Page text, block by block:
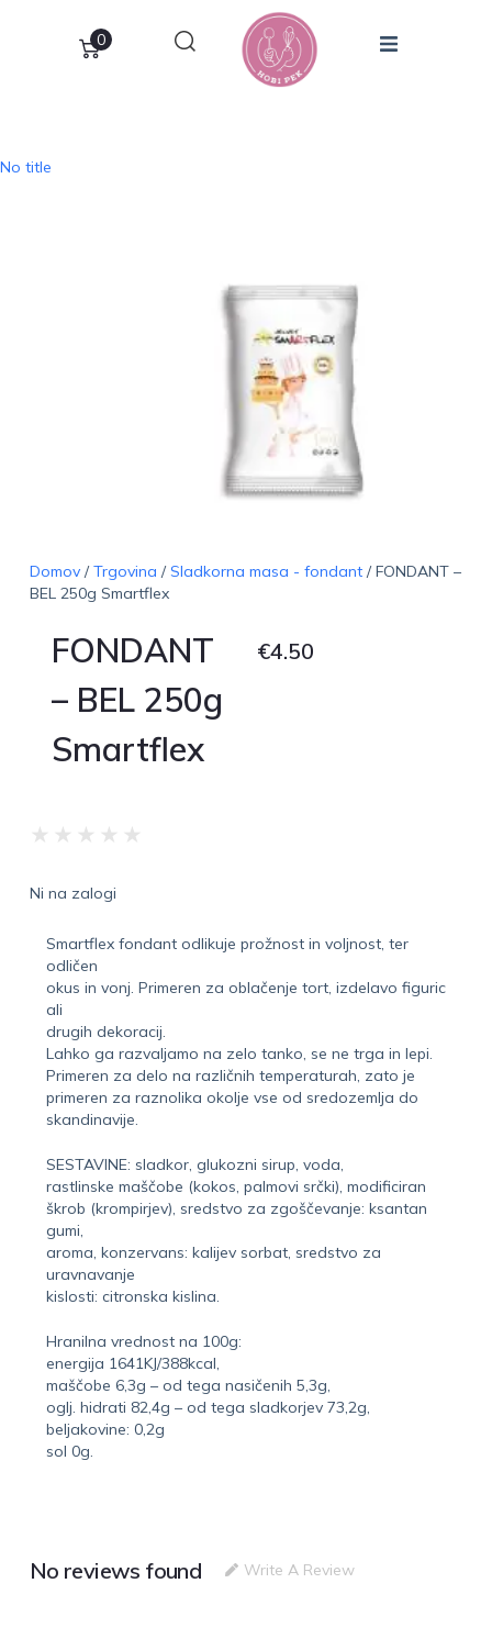
0
No title
Domov/Trgovina /Sladkorna masa - fondant/ FONDANT –
BEL 250g Smartflex
FONDANT
– BEL 250g
Smartflex
€4.50
★ ★ ★ ★ ★
Ni na zalogi
Smartflex fondant odlikuje prožnost in voljnost, ter
odličen
okus in vonj. Primeren za oblačenje tort, izdelavo figuric
ali
drugih dekoracij.
Lahko ga razvaljamo na zelo tanko, se ne trga in lepi.
Primeren za delo na različnih temperaturah, zato je
primeren za raznolika okolje vse od sredozemlja do
skandinavije.
SESTAVINE: sladkor, glukozni sirup, voda,
rastlinske maščobe (kokos, palmovi srčki), modificiran
škrob (krompirjev), sredstvo za zgoščevanje: ksantan
gumi,
aroma, konzervans: kalijev sorbat, sredstvo za
uravnavanje
kislosti: citronska kislina.
Hranilna vrednost na 100g:
energija 1641KJ/388kcal,
maščobe 6,3g – od tega nasičenih 5,3g,
oglj. hidrati 82,4g – od tega sladkorjev 73,2g,
beljakovine: 0,2g
sol 0g.
No reviews found Write A Review